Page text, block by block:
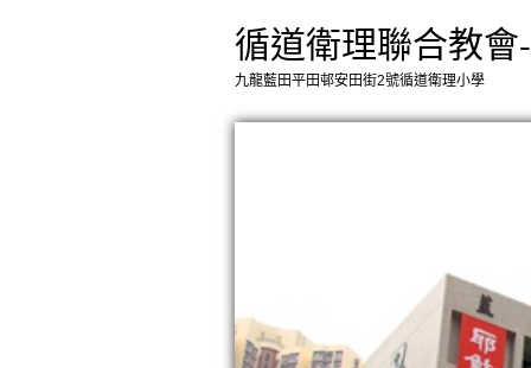
循道衛理聯合教會
九龍藍田平田邨安田街2號循道衛理小學